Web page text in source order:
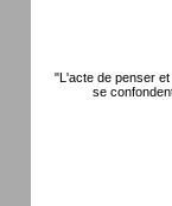
"L'acte de penser
se